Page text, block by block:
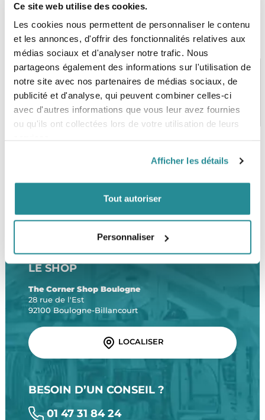
Ce site web utilise des cookies.
Les cookies nous permettent de personnaliser le contenu
et les annonces, d'offrir des fonctionnalités relatives aux
médias sociaux et d'analyser notre trafic. Nous
partageons également des informations sur l'utilisation de
notre site avec nos partenaires de médias sociaux, de
publicité et d'analyse, qui peuvent combiner celles-ci
avec d'autres informations que vous leur avez fournies
ou qu'ils ont collectées lors de votre utilisation de leurs
Afficher les détails
Tout autoriser
Personnaliser
PAIEMENT SÉCURISÉ
CB, VISA, Mastercard, ALMA
STOCK EN TEMPS RÉEL
Plus de 5000 produits en stock
LE SHOP
The Corner Shop Boulogne
28 rue de l'Est
92100 Boulogne-Billancourt
LOCALISER
BESOIN D’UN CONSEIL ?
01 47 31 84 24